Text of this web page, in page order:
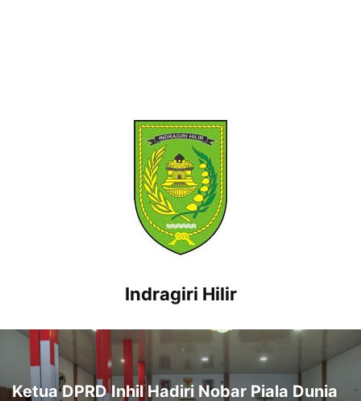
Indragiri Hilir
Ketua DPRD Inhil Hadiri Nobar Piala Dunia